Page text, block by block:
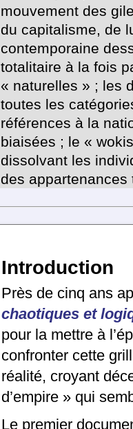
mouvement des
du capitalisme, de
contemporaine
totalitaire à la fois
« naturelles » ; les
toutes les
références à la
biaisées ; le «
dissolvant les
des
Introduction
Près de cinq ans
chaotiques et
pour la mettre à
confronter cette
réalité, croyant
d’empire » qui
Le premier